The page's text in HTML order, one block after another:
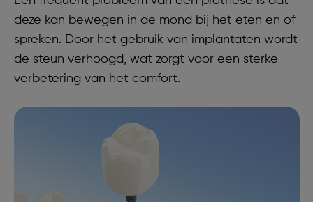
deze kan bewegen in de mond bij het eten en of
spreken. Door het gebruik van implantaten wordt
de steun verhoogd, wat zorgt voor een sterke
verbetering van het comfort.